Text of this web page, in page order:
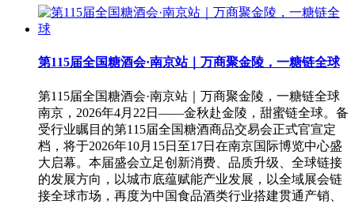
第115届全国糖酒会·南京站｜万商聚金陵，一糖链全球
第115届全国糖酒会·南京站｜万商聚金陵，一糖链全球
南京，2026年4月22日——金秋赴金陵，甜蜜链全球。备
受行业瞩目的第115届全国糖酒商品交易会正式官宣定
档，将于2026年10月15日至17日在南京国际博览中心盛
大启幕。本届盛会立足创新消费、品质升级、全球链接
的发展方向，以城市底蕴赋能产业发展，以全域展会链
接全球市场，再度为中国食品酒类行业搭建贯通产销、